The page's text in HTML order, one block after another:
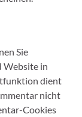
Sie
Website in
dient
nicht
Cookies